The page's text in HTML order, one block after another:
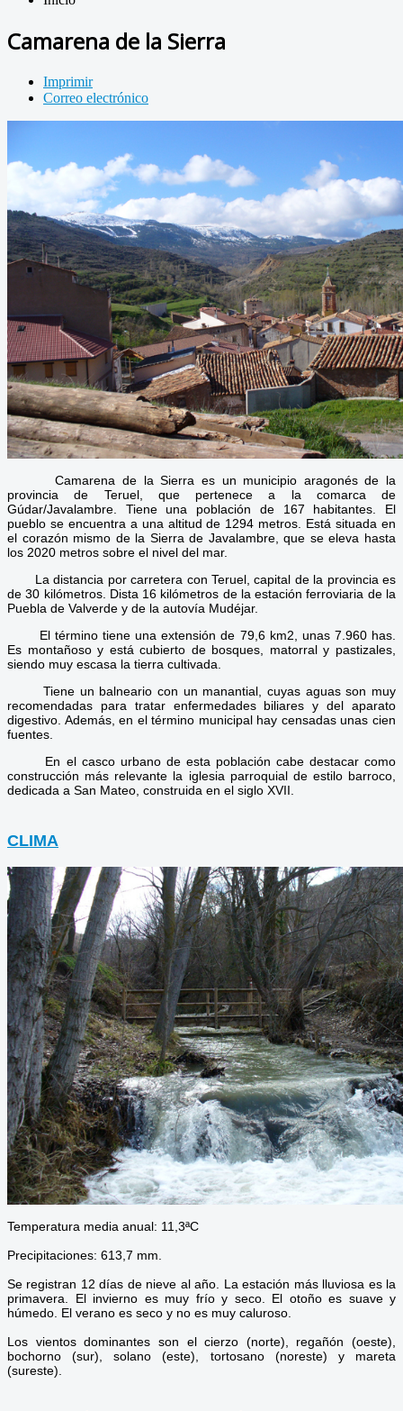
Camarena de la Sierra
Imprimir
Correo electrónico
Camarena de la Sierra es un municipio aragonés de la
provincia de Teruel, que pertenece a la comarca de
Gúdar/Javalambre. Tiene una población de 167 habitantes. El
pueblo se encuentra a una altitud de 1294 metros. Está situada en
el corazón mismo de la Sierra de Javalambre, que se eleva hasta
los 2020 metros sobre el nivel del mar.
La distancia por carretera con Teruel, capital de la provincia es
de 30 kilómetros. Dista 16 kilómetros de la estación ferroviaria de la
Puebla de Valverde y de la autovía Mudéjar.
El término tiene una extensión de 79,6 km2, unas 7.960 has.
Es montañoso y está cubierto de bosques, matorral y pastizales,
siendo muy escasa la tierra cultivada.
Tiene un balneario con un manantial, cuyas aguas son muy
recomendadas para tratar enfermedades biliares y del aparato
digestivo. Además, en el término municipal hay censadas unas cien
fuentes.
En el casco urbano de esta población cabe destacar como
construcción más relevante la iglesia parroquial de estilo barroco,
dedicada a San Mateo, construida en el siglo XVII.
CLIMA
Temperatura media anual: 11,3ªC
Precipitaciones: 613,7 mm.
Se registran 12 días de nieve al año. La estación más lluviosa es la
primavera. El invierno es muy frío y seco. El otoño es suave y
húmedo. El verano es seco y no es muy caluroso.
Los vientos dominantes son el cierzo (norte), regañón (oeste),
bochorno (sur), solano (este), tortosano (noreste) y mareta
(sureste).